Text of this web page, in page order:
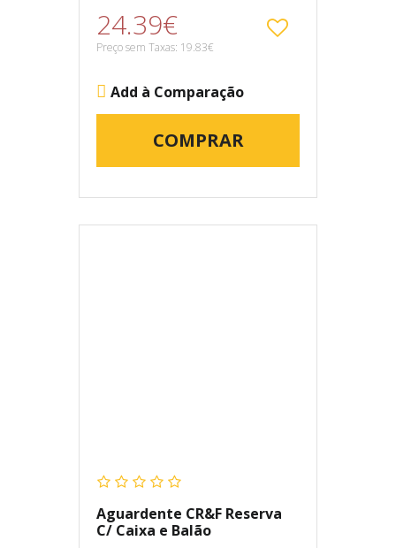
24.39€
Preço sem Taxas: 19.83€
Add à Comparação
COMPRAR
Aguardente CR&F Reserva
C/ Caixa e Balão